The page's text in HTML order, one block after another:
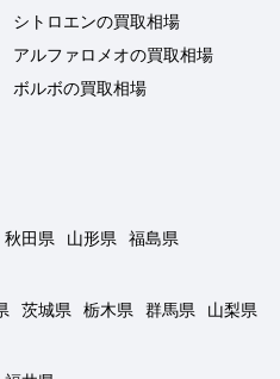
シトロエンの買取相場
アルファロメオの買取相場
ボルボの買取相場
秋田県 山形県
福島県
茨城県 栃木県 群馬県
山梨県